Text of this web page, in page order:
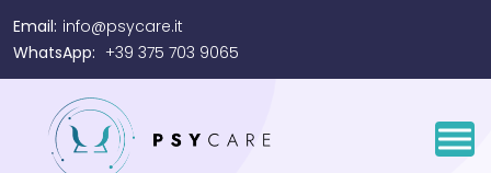
Email: info@psycare.it
WhatsApp: +39 375 703 9065